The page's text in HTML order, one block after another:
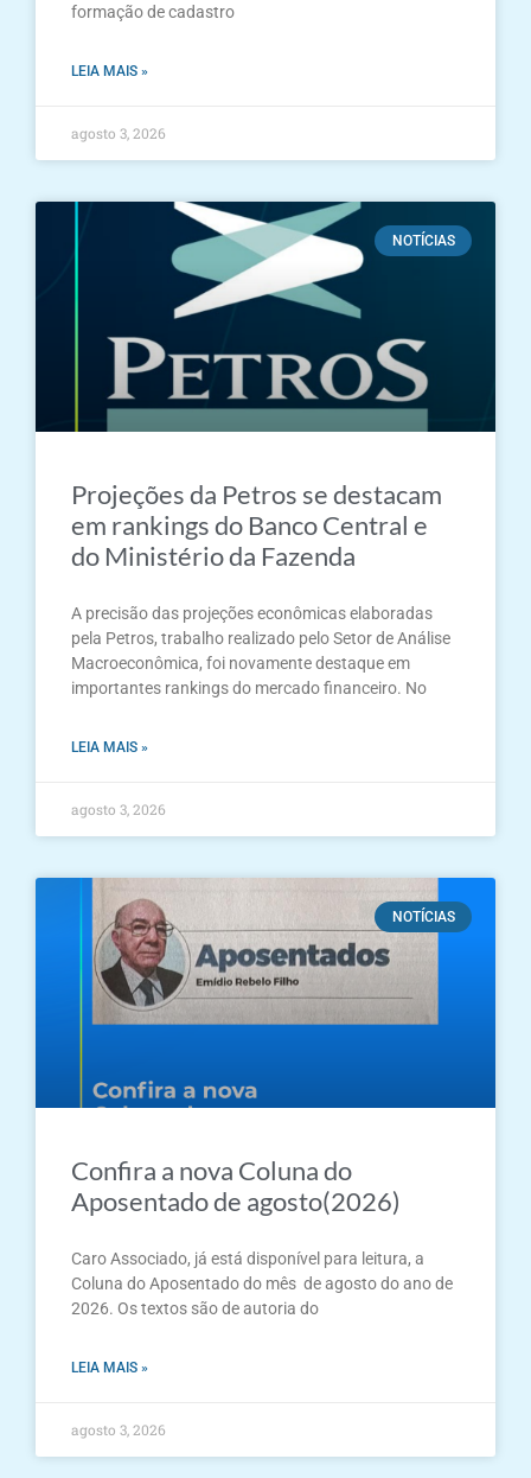
formação de cadastro
LEIA MAIS »
agosto 3, 2026
NOTÍCIAS
Projeções da Petros se destacam
em rankings do Banco Central e
do Ministério da Fazenda
A precisão das projeções econômicas elaboradas
pela Petros, trabalho realizado pelo Setor de Análise
Macroeconômica, foi novamente destaque em
importantes rankings do mercado financeiro. No
LEIA MAIS »
agosto 3, 2026
NOTÍCIAS
Confira a nova Coluna do
Aposentado de agosto(2026)
Caro Associado, já está disponível para leitura, a
Coluna do Aposentado do mês de agosto do ano de
2026. Os textos são de autoria do
LEIA MAIS »
agosto 3, 2026